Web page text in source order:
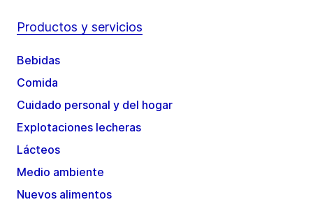
Productos y servicios
Bebidas
Comida
Cuidado personal y del hogar
Explotaciones lecheras
Lácteos
Medio ambiente
Nuevos alimentos